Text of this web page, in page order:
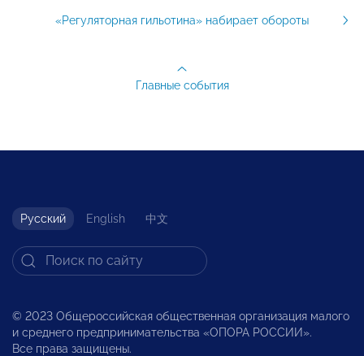
«Регуляторная гильотина» набирает обороты
Главные события
Русский English 中文
© 2023 Общероссийская общественная организация малого
и среднего предпринимательства «ОПОРА РОССИИ».
Все права защищены.